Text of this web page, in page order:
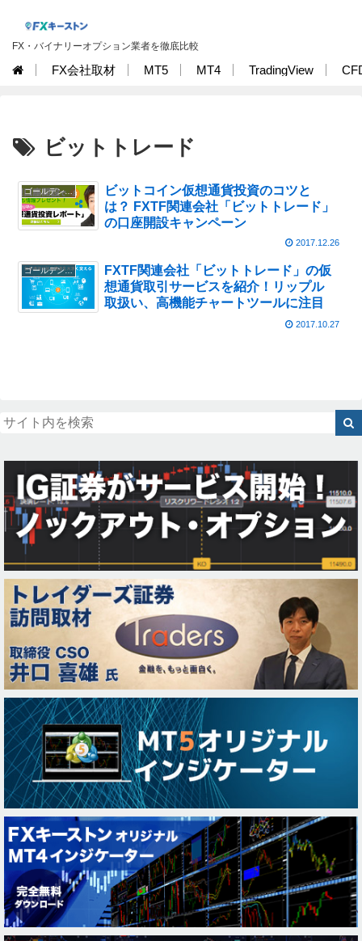
FX・バイナリーオプション業者を徹底比較
FX会社取材 MT5 MT4 TradingView
ビットトレード
ゴールデンウェイ・ジャパン
ビットコイン仮想通貨投資のコツと
は？ FXTF関連会社「ビットトレード」
の口座開設キャンペーン
2017.12.26
ゴールデンウェイ・ジャパン
FXTF関連会社「ビットトレード」の仮
想通貨取引サービスを紹介！リップル
取扱い、高機能チャートツールに注目
2017.10.27